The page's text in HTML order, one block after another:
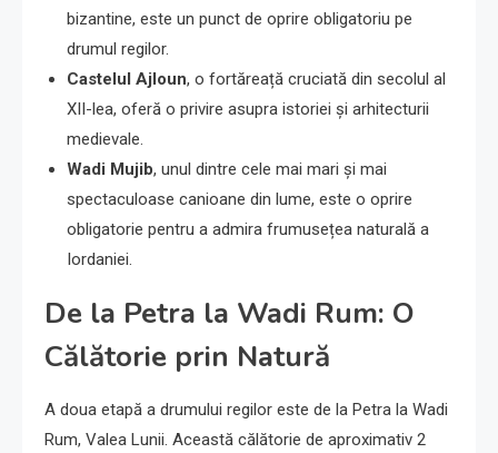
bizantine, este un punct de oprire obligatoriu pe
drumul regilor.
Castelul Ajloun, o fortăreață cruciată din secolul al
XII-lea, oferă o privire asupra istoriei și arhitecturii
medievale.
Wadi Mujib, unul dintre cele mai mari și mai
spectaculoase canioane din lume, este o oprire
obligatorie pentru a admira frumusețea naturală a
Iordaniei.
De la Petra la Wadi Rum: O
Călătorie prin Natură
A doua etapă a drumului regilor este de la Petra la Wadi
Rum, Valea Lunii. Această călătorie de aproximativ 2